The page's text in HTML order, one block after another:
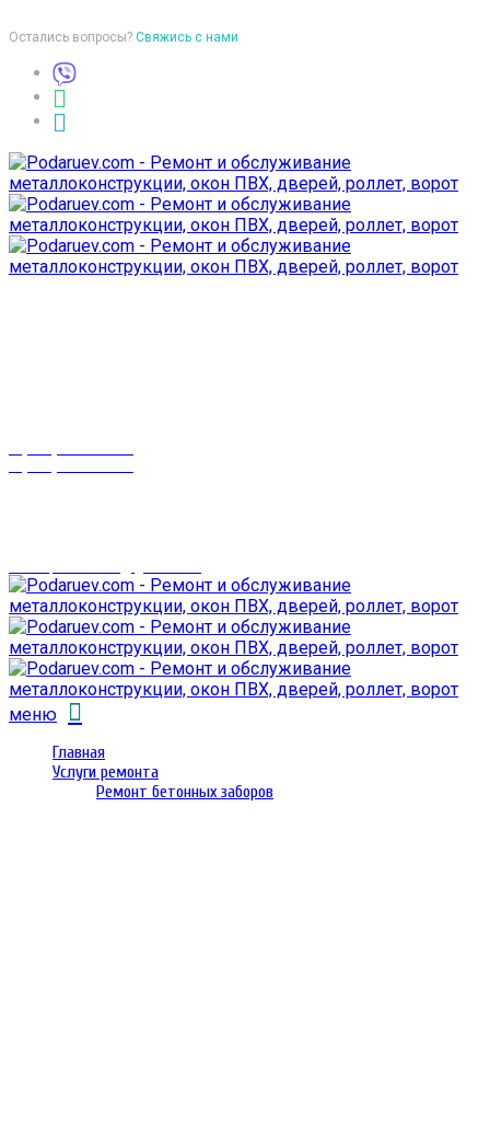
Остались вопросы? Свяжись с нами
меню
Главная
Услуги ремонта
Ремонт бетонных заборов